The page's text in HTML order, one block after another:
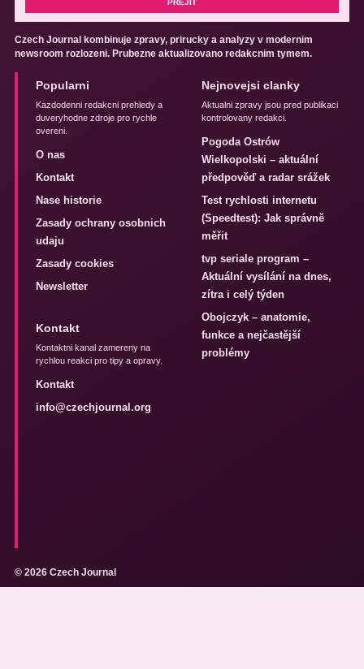
PREJIT
Czech Journal kombinuje zpravy, prirucky a analyzy v modernim
newsroom rozlozeni. Prubezne aktualizovano redakcnim tymem.
Popularni
Kazdodenni redakcni prehledy a
duveryhodne zdroje pro rychle
overeni.
O nas
Kontakt
Nase historie
Zasady ochrany osobnich
udaju
Zasady cookies
Newsletter
Nejnovejsi clanky
Aktualni zpravy jsou pred publikaci
kontrolovany redakci.
Pogoda Ostrów
Wielkopolski – aktuální
předpověď a radar srážek
Test rychlosti internetu
(Speedtest): Jak správně
měřit
tvp seriale program –
Aktuální vysílání na dnes,
zítra i celý týden
Obojczyk – anatomie,
funkce a nejčastější
problémy
Kontakt
Kontaktni kanal zamereny na
rychlou reakci pro tipy a opravy.
Kontakt
info@czechjournal.org
© 2026 Czech Journal